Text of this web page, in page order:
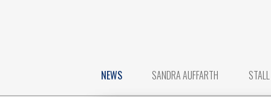
NEWS SANDRA AUFFARTH